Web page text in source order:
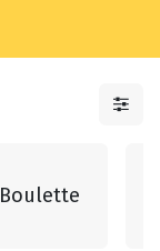
Boulette